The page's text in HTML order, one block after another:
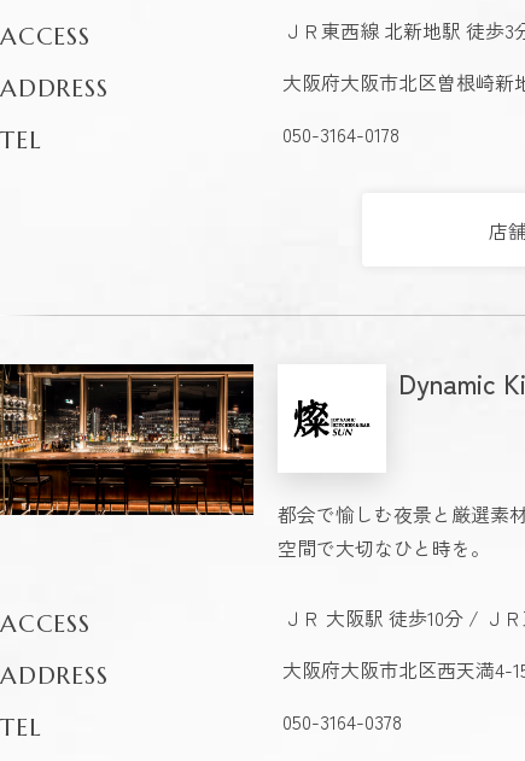
ACCESS ＪＲ東西線 北新地駅 徒歩3
ADDRESS 大阪府大阪市北区曽根崎新
TEL 050-3164-0178
店
Dynamic
都会で愉しむ夜景と厳選素
空間で大切なひと時を。
ACCESS ＪＲ 大阪駅 徒歩10分 / Ｊ
ADDRESS 大阪府大阪市北区西天満4-
TEL 050-3164-0378